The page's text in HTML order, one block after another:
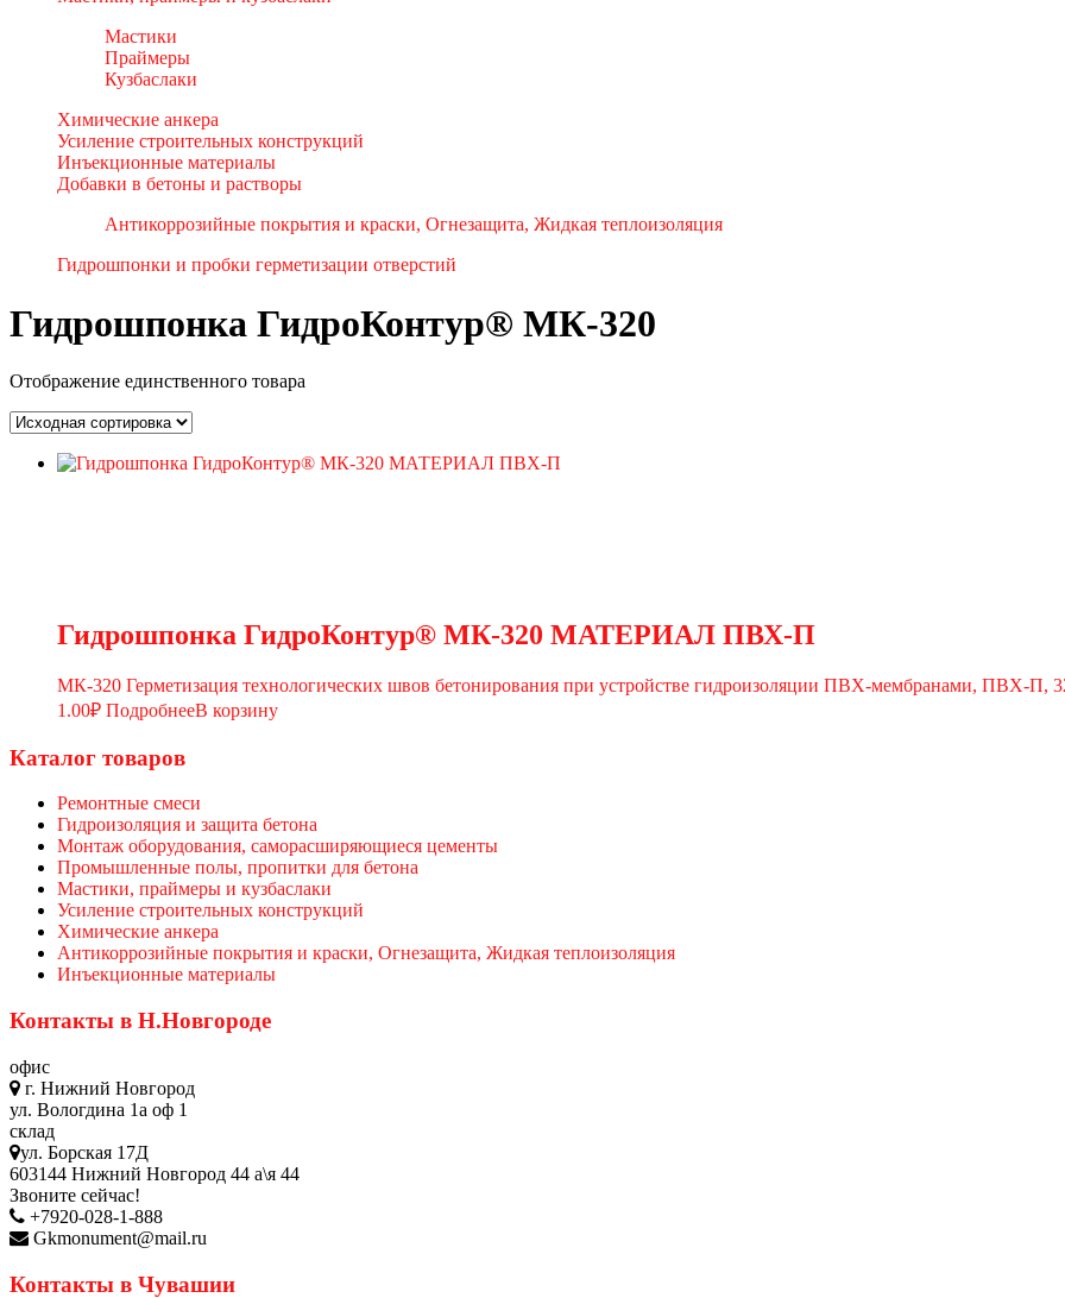
Мастики
Праймеры
Кузбаслаки
Химические анкера
Усиление строительных конструкций
Инъекционные материалы
Добавки в бетоны и растворы
Антикоррозийные покрытия и краски, Огнезащита, Жидкая теплоизоляция
Гидрошпонки и пробки герметизации отверстий
Гидрошпонка ГидроКонтур® МК-320
Отображение единственного товара
Гидрошпонка ГидроКонтур® МК-320 МАТЕРИАЛ ПВХ-П
МК-320 Герметизация технологических швов бетонирования при устройстве гидроизоляции ПВХ-мембранами, ПВХ-П,
1.00₽ ПодробнееВ корзину
Каталог товаров
Ремонтные смеси
Гидроизоляция и защита бетона
Монтаж оборудования, саморасширяющиеся цементы
Промышленные полы, пропитки для бетона
Мастики, праймеры и кузбаслаки
Усиление строительных конструкций
Химические анкера
Антикоррозийные покрытия и краски, Огнезащита, Жидкая теплоизоляция
Инъекционные материалы
Контакты в Н.Новгороде
офис
г. Нижний Новгород
ул. Вологдина 1а оф 1
склад
ул. Борская 17Д
603144 Нижний Новгород 44 а\я 44
Звоните сейчас!
+7920-028-1-888
Gkmonument@mail.ru
Контакты в Чувашии